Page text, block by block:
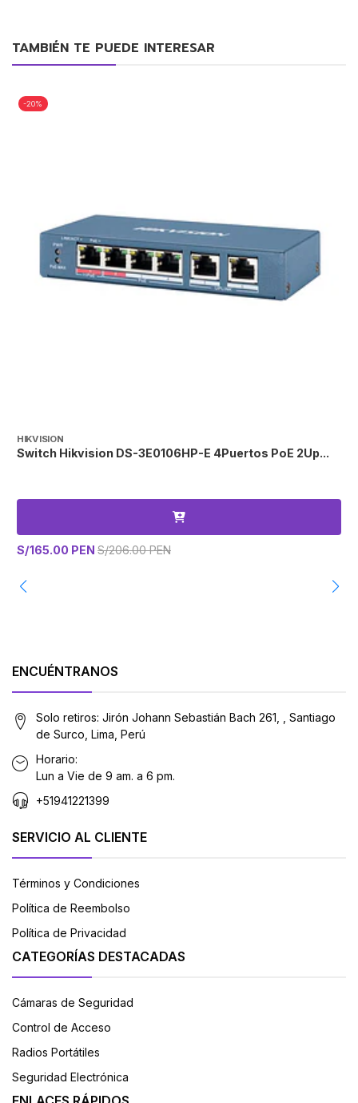
TAMBIÉN TE PUEDE INTERESAR
-20%
HIKVISION
Switch Hikvision DS-3E0106HP-E 4Puertos PoE 2Up...
S/165.00 PEN S/206.00 PEN
ENCUÉNTRANOS
Solo retiros: Jirón Johann Sebastián Bach 261, , Santiago
de Surco, Lima, Perú
Horario:
Lun a Vie de 9 am. a 6 pm.
+51941221399
SERVICIO AL CLIENTE
Términos y Condiciones
Política de Reembolso
Política de Privacidad
CATEGORÍAS DESTACADAS
Cámaras de Seguridad
Control de Acceso
Radios Portátiles
Seguridad Electrónica